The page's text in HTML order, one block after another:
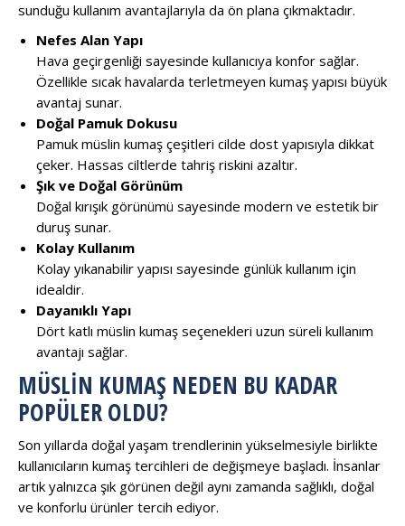
sunduğu kullanım avantajlarıyla da ön plana çıkmaktadır.
Nefes Alan Yapı
Hava geçirgenliği sayesinde kullanıcıya konfor sağlar.
Özellikle sıcak havalarda terletmeyen kumaş yapısı büyük
avantaj sunar.
Doğal Pamuk Dokusu
Pamuk müslin kumaş çeşitleri cilde dost yapısıyla dikkat
çeker. Hassas ciltlerde tahriş riskini azaltır.
Şık ve Doğal Görünüm
Doğal kırışık görünümü sayesinde modern ve estetik bir
duruş sunar.
Kolay Kullanım
Kolay yıkanabilir yapısı sayesinde günlük kullanım için
idealdir.
Dayanıklı Yapı
Dört katlı müslin kumaş seçenekleri uzun süreli kullanım
avantajı sağlar.
MÜSLIN KUMAŞ NEDEN BU KADAR
POPÜLER OLDU?
Son yıllarda doğal yaşam trendlerinin yükselmesiyle birlikte
kullanıcıların kumaş tercihleri de değişmeye başladı. İnsanlar
artık yalnızca şık görünen değil aynı zamanda sağlıklı, doğal
ve konforlu ürünler tercih ediyor.